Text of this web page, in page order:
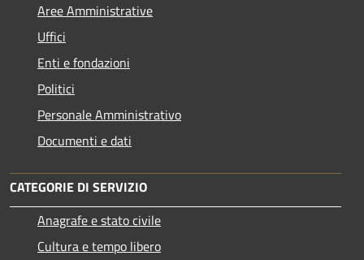
Aree Amministrative
Uffici
Enti e fondazioni
Politici
Personale Amministrativo
Documenti e dati
CATEGORIE DI SERVIZIO
Anagrafe e stato civile
Cultura e tempo libero